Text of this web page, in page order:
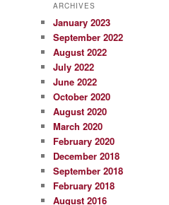
ARCHIVES
January 2023
September 2022
August 2022
July 2022
June 2022
October 2020
August 2020
March 2020
February 2020
December 2018
September 2018
February 2018
August 2016